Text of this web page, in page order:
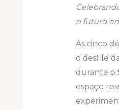
e futuro
As cinco
o desfile
durante o
espaço